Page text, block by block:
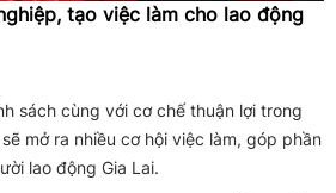
tạo việc làm cho lao động
sách cùng với cơ chế thuận lợi trong
mở ra nhiều cơ hội việc làm, góp phần
lao động Gia Lai.